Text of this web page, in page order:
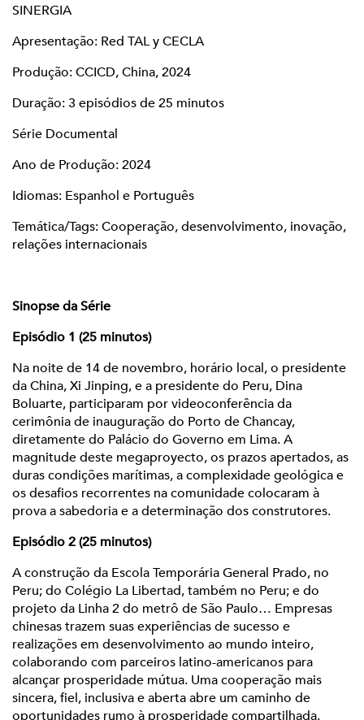
SINERGIA
Apresentação: Red TAL y CECLA
Produção: CCICD, China, 2024
Duração: 3 episódios de 25 minutos
Série Documental
Ano de Produção: 2024
Idiomas: Espanhol e Português
Temática/Tags: Cooperação, desenvolvimento, inovação,
relações internacionais
Sinopse da Série
Episódio 1 (25 minutos)
Na noite de 14 de novembro, horário local, o presidente
da China, Xi Jinping, e a presidente do Peru, Dina
Boluarte, participaram por videoconferência da
cerimônia de inauguração do Porto de Chancay,
diretamente do Palácio do Governo em Lima. A
magnitude deste megaproyecto, os prazos apertados, as
duras condições marítimas, a complexidade geológica e
os desafios recorrentes na comunidade colocaram à
prova a sabedoria e a determinação dos construtores.
Episódio 2 (25 minutos)
A construção da Escola Temporária General Prado, no
Peru; do Colégio La Libertad, também no Peru; e do
projeto da Linha 2 do metrô de São Paulo… Empresas
chinesas trazem suas experiências de sucesso e
realizações em desenvolvimento ao mundo inteiro,
colaborando com parceiros latino-americanos para
alcançar prosperidade mútua. Uma cooperação mais
sincera, fiel, inclusiva e aberta abre um caminho de
oportunidades rumo à prosperidade compartilhada.